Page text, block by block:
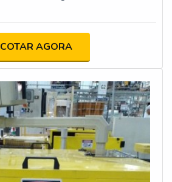
COTAR AGORA